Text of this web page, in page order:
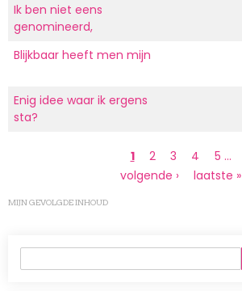
Ik ben niet eens
genomineerd,
Blijkbaar heeft men mijn
Enig idee waar ik ergens
sta?
Huidige
pagina
1 Page
2 Page
3 Page
4 Page
5 …
Volgende
volgende ›
Laatste
laatste »
MIJN GEVOLGDE INHOUD